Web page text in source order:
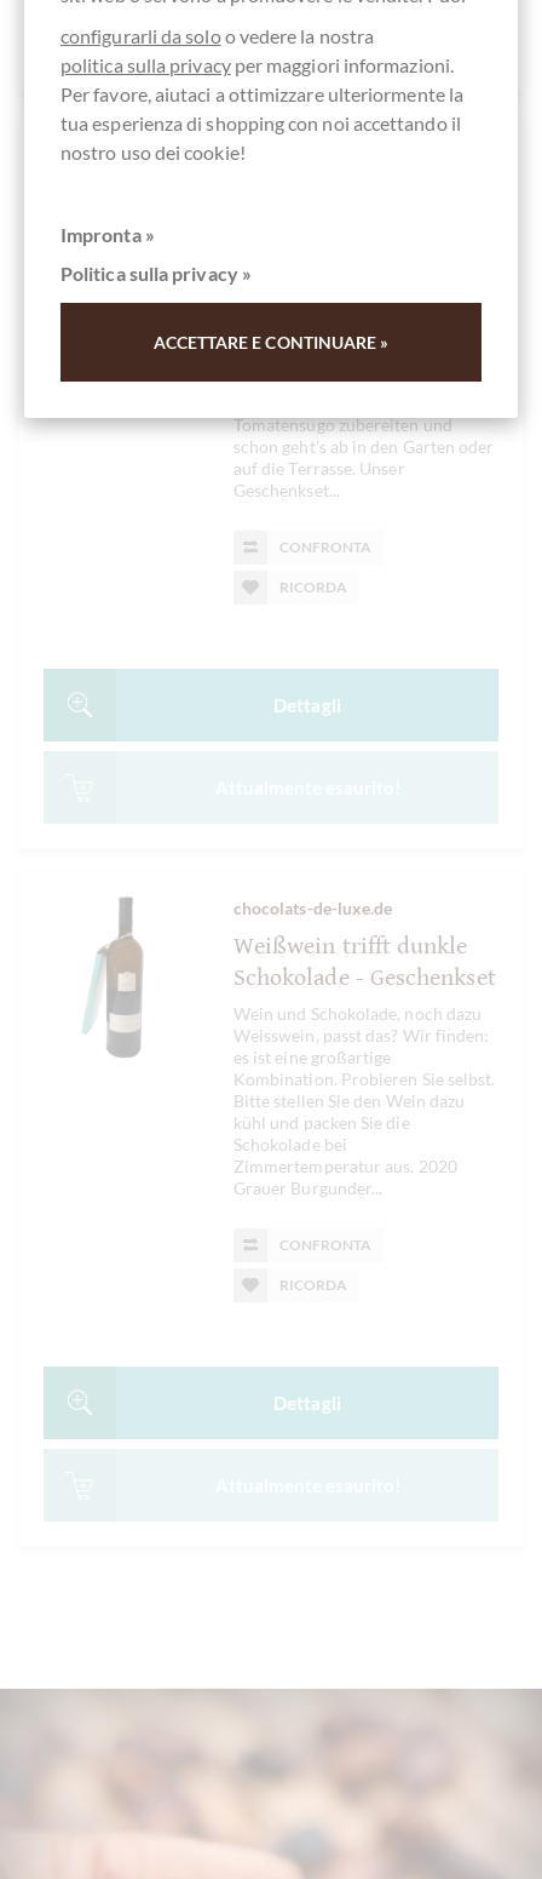
Attualmente esaurito!
chocolats-de-luxe.de
Denken Sie nicht auch an eine laue
und einem Teller Pasta? Den Wein
Tomatensugo zubereiten und
schon geht's ab in den Garten oder
auf die Terrasse. Unser
Geschenkset...
Dettagli
CONFRONTA
RICORDA
chocolats-de-luxe.de
Weißwein trifft dunkle
Schokolade - Geschenkset
Wein und Schokolade, noch dazu
Weisswein, passt das? Wir finden:
es ist eine großartige
Kombination. Probieren Sie selbst.
Bitte stellen Sie den Wein dazu
kühl und packen Sie die
Schokolade bei
Zimmertemperatur aus. 2020
Grauer Burgunder...
Dettagli
CONFRONTA
RICORDA
configurarli da soloo vedere la nostra
politica sulla privacyper maggiori informazioni.
Per favore, aiutaci a ottimizzare ulteriormente la
tua esperienza di shopping con noi accettando il
nostro uso dei cookie!
Impronta »
Politica sulla privacy »
ACCETTARE E CONTINUARE »